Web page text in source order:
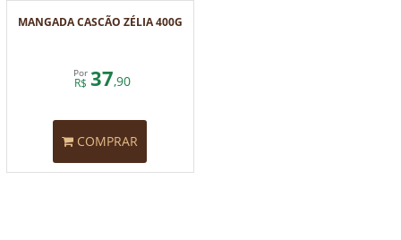
MANGADA CASCÃO ZÉLIA 400G
Por
R$ 37,90
COMPRAR